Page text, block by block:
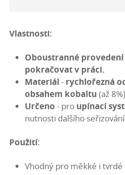
Vlastnosti:
Oboustranné provedení
pokračovat v práci.
Materiál- rychlořezná
obsahem kobaltu (až
Určeno - pro upínací
nutnosti dalšího
Použití:
Vhodný pro měkké i tvrdé